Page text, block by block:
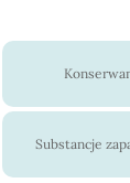
Substancje